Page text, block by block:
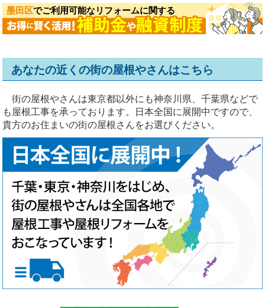
墨田区でご利用可能なリフォームに関する
あなたの近くの街の屋根やさんはこちら
街の屋根やさんは東京都以外にも神奈川県、千葉県などで
も屋根工事を承っております。日本全国に展開中ですので、
貴方のお住まいの街の屋根さんをお選びください。